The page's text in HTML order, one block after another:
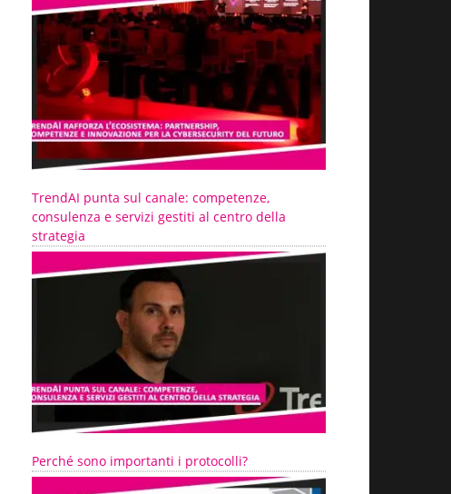
TrendAI punta sul canale: competenze,
consulenza e servizi gestiti al centro della
strategia
Perché sono importanti i protocolli?